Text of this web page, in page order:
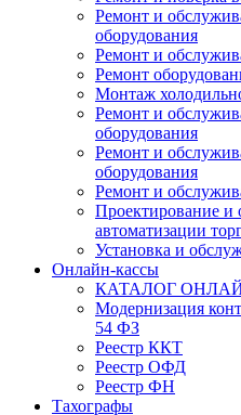
Ремонт и
оборудования
Ремонт и
Ремонт
Монтаж
Ремонт и
оборудования
Ремонт и
оборудования
Ремонт и
Проектирование и
автоматизации
Установка и
Онлайн-кассы
КАТАЛОГ
Модернизация
54 ФЗ
Реестр ККТ
Реестр ОФД
Реестр ФН
Тахографы